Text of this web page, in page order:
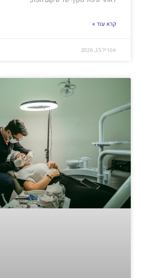
קרא עוד »
אפריל 15, 2026